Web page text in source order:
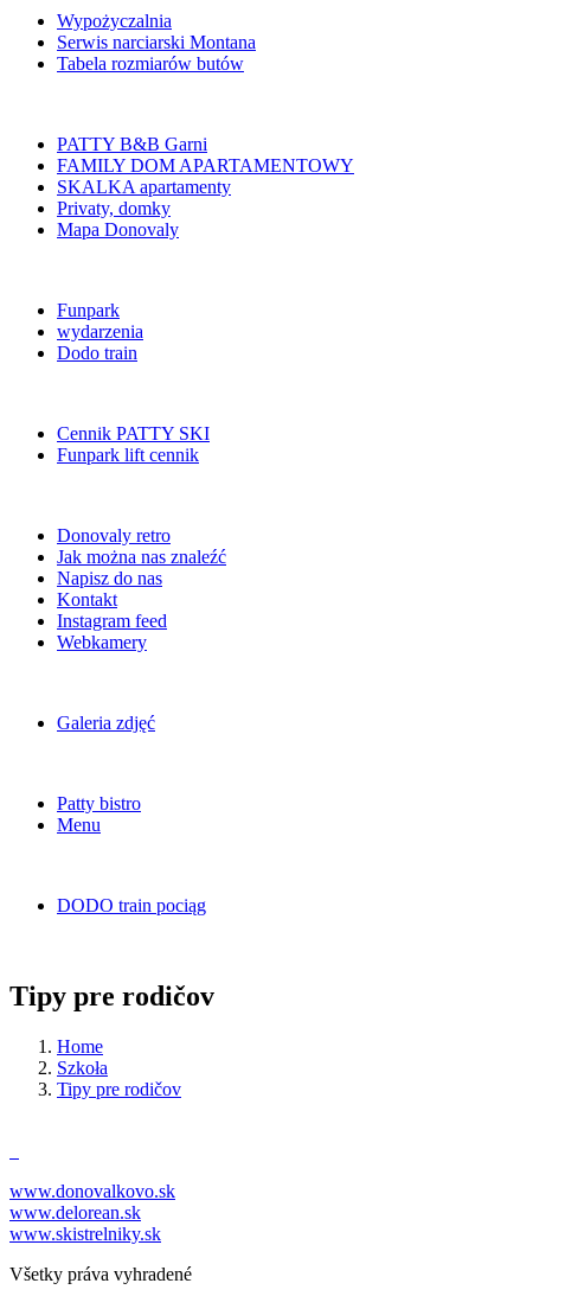
Wypożyczalnia
Serwis narciarski Montana
Tabela rozmiarów butów
PATTY B&B Garni
FAMILY DOM APARTAMENTOWY
SKALKA apartamenty
Privaty, domky
Mapa Donovaly
Funpark
wydarzenia
Dodo train
Cennik PATTY SKI
Funpark lift cennik
Donovaly retro
Jak można nas znaleźć
Napisz do nas
Kontakt
Instagram feed
Webkamery
Galeria zdjęć
Patty bistro
Menu
DODO train pociąg
Tipy pre rodičov
Home
Szkoła
Tipy pre rodičov
www.donovalkovo.sk
www.delorean.sk
www.skistrelniky.sk
Všetky práva vyhradené